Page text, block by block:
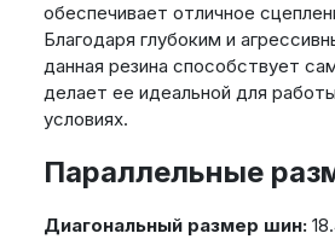
обеспечивает отличное
Благодаря глубоким и
данная резина способствует
делает ее идеальной для
условиях.
Параллельные
Диагональный размер шин: